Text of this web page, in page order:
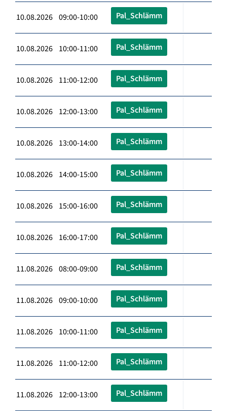
10.08.2026 09:00-10:00 Pal_Schlämm
10.08.2026 10:00-11:00 Pal_Schlämm
10.08.2026 11:00-12:00 Pal_Schlämm
10.08.2026 12:00-13:00 Pal_Schlämm
10.08.2026 13:00-14:00 Pal_Schlämm
10.08.2026 14:00-15:00 Pal_Schlämm
10.08.2026 15:00-16:00 Pal_Schlämm
10.08.2026 16:00-17:00 Pal_Schlämm
11.08.2026 08:00-09:00 Pal_Schlämm
11.08.2026 09:00-10:00 Pal_Schlämm
11.08.2026 10:00-11:00 Pal_Schlämm
11.08.2026 11:00-12:00 Pal_Schlämm
11.08.2026 12:00-13:00 Pal_Schlämm